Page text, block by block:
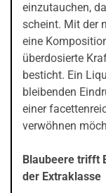
einzutauchen,
scheint. Mit der
eine
überdosierte
besticht. Ein
bleibenden
einer
verwöhnen
Blaubeere trifft
der Extraklasse